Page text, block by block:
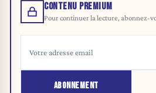
CONTENU PREMIUM
Pour continuer la lecture, abonnez-
ABONNEMENT